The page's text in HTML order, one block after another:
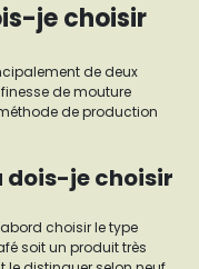
je choisir
de deux
de mouture
de production
dois-je choisir
choisir le type
soit un produit très